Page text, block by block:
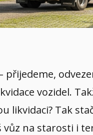
přijedeme,
vozidel.
likvidaci? Tak
na starosti i